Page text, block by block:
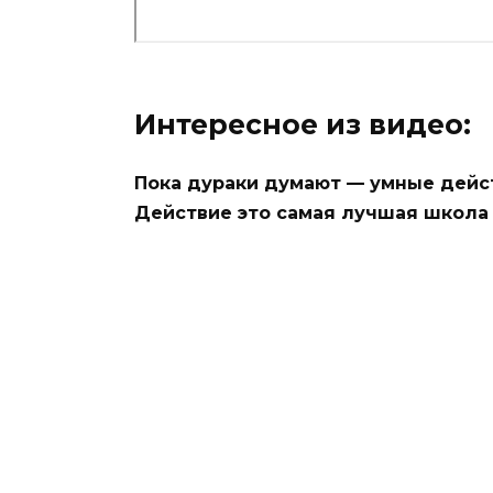
Интересное из видео:
Пока дураки думают — умные
Действие это самая лучшая школа